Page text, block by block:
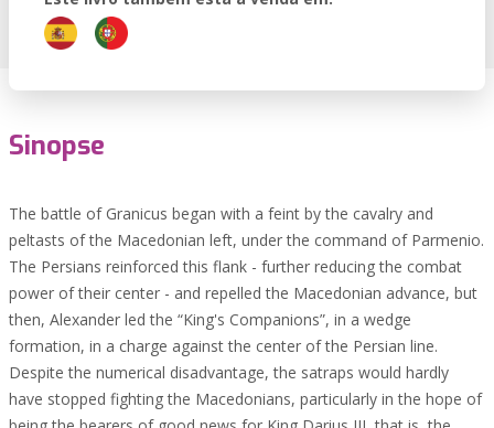
Sinopse
The battle of Granicus began with a feint by the cavalry and
peltasts of the Macedonian left, under the command of Parmenio.
The Persians reinforced this flank - further reducing the combat
power of their center - and repelled the Macedonian advance, but
then, Alexander led the “King's Companions”, in a wedge
formation, in a charge against the center of the Persian line.
Despite the numerical disadvantage, the satraps would hardly
have stopped fighting the Macedonians, particularly in the hope of